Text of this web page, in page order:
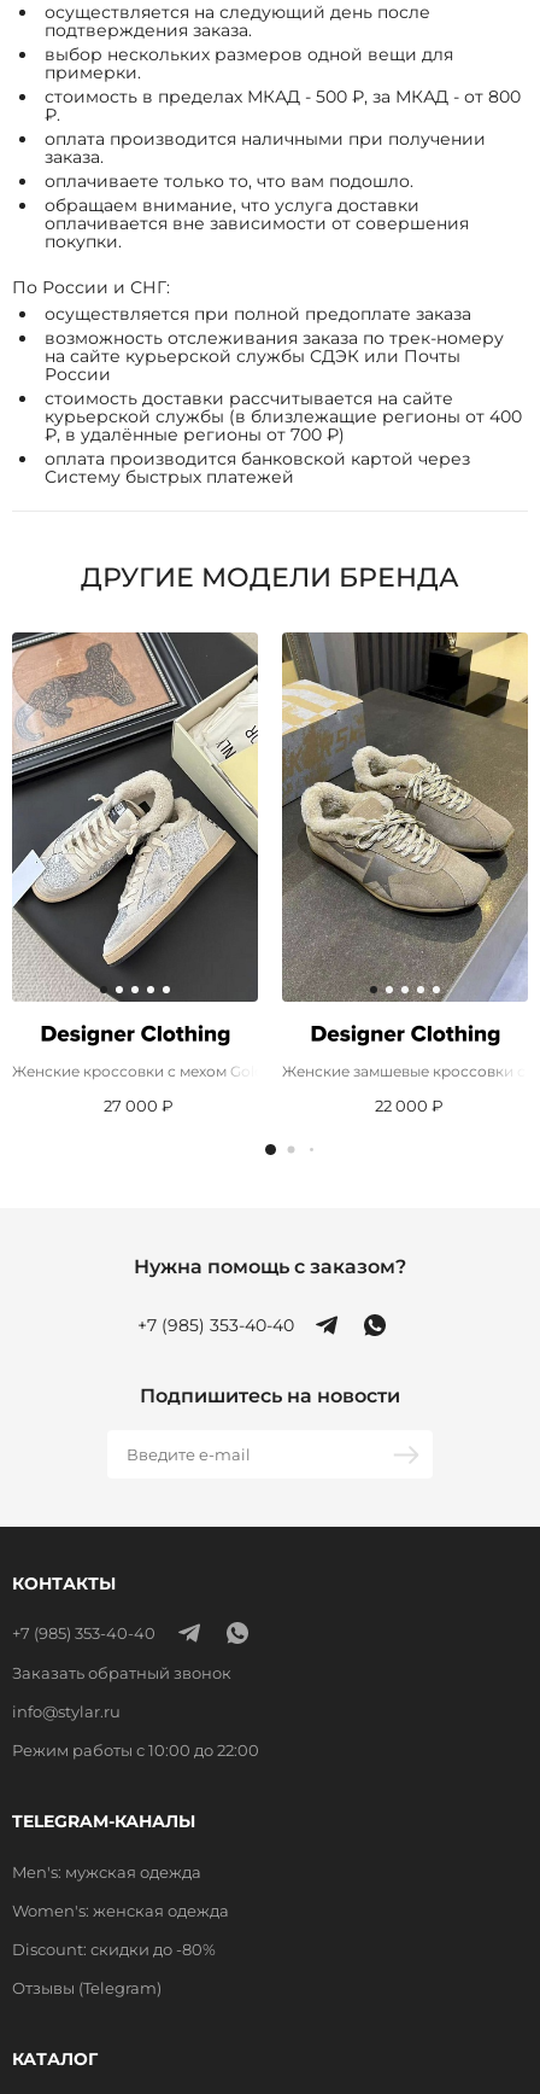
осуществляется на следующий день после
подтверждения заказа.
выбор нескольких размеров одной вещи для
примерки.
стоимость в пределах МКАД - 500 ₽, за МКАД - от 800
₽.
оплата производится наличными при получении
заказа.
оплачиваете только то, что вам подошло.
обращаем внимание, что услуга доставки
оплачивается вне зависимости от совершения
покупки.
По России и СНГ:
осуществляется при полной предоплате заказа
возможность отслеживания заказа по трек-номеру
на сайте курьерской службы СДЭК или Почты
России
стоимость доставки рассчитывается на сайте
курьерской службы (в близлежащие регионы от 400
₽, в удалённые регионы от 700 ₽)
оплата производится банковской картой через
Систему быстрых платежей
ДРУГИЕ МОДЕЛИ БРЕНДА
Женские кроссовки с мехом Golden Goose
27 000 ₽
Женские замшевые кроссовки с
22 000 ₽
Нужна помощь с заказом?
+7 (985) 353-40-40
Подпишитесь на новости
КОНТАКТЫ
+7 (985) 353-40-40
Заказать обратный звонок
info@stylar.ru
Режим работы с 10:00 до 22:00
TELEGRAM-КАНАЛЫ
Men's: мужская одежда
Women's: женская одежда
Discount: скидки до -80%
Отзывы (Telegram)
КАТАЛОГ